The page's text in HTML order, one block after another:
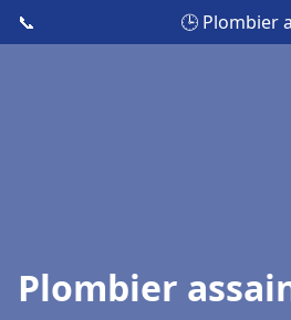
📞 🕒 Plombier
Plombier